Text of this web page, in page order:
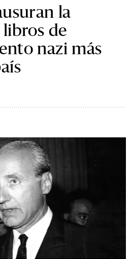
la
de
nazi más